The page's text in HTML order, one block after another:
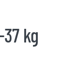
37 kg